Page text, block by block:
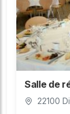
Salle de
22100